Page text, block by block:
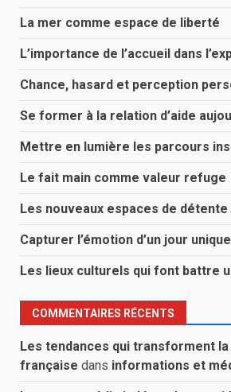
La mer comme espace de liberté
L’importance de l’accueil dans
Chance, hasard et perception
Se former à la relation d’aide
Mettre en lumière les parcours
Le fait main comme valeur refuge
Les nouveaux espaces de détente
Capturer l’émotion d’un jour unique
Les lieux culturels qui font battre
COMMENTAIRES RÉCENTS
Les tendances qui transforment
française dans informations et